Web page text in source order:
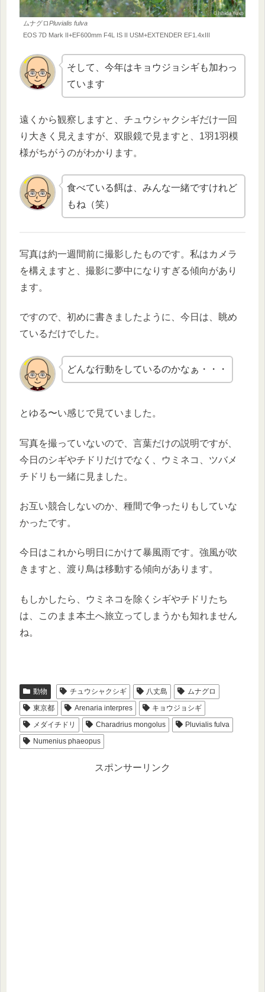
ムナグロPluvialis fulva
EOS 7D Mark II+EF600mm F4L IS II USM+EXTENDER EF1.4xIII
そして、今年はキョウジョシギも加わっ
ています
遠くから観察しますと、チュウシャクシギだけ一回
り大きく見えますが、双眼鏡で見ますと、1羽1羽模
様がちがうのがわかります。
食べている餌は、みんな一緒ですけれど
もね（笑）
写真は約一週間前に撮影したものです。私はカメラ
を構えますと、撮影に夢中になりすぎる傾向があり
ます。
ですので、初めに書きましたように、今日は、眺め
ているだけでした。
どんな行動をしているのかなぁ・・・
とゆる〜い感じで見ていました。
写真を撮っていないので、言葉だけの説明ですが、
今日のシギやチドリだけでなく、ウミネコ、ツバメ
チドリも一緒に見ました。
お互い競合しないのか、種間で争ったりもしていな
かったです。
今日はこれから明日にかけて暴風雨です。強風が吹
きますと、渡り鳥は移動する傾向があります。
もしかしたら、ウミネコを除くシギやチドリたち
は、このまま本土へ旅立ってしまうかも知れません
ね。
動物 チュウシャクシギ 八丈島
ムナグロ
東京都
Arenaria interpres
キョウジョシギ
メダイチドリ
Charadrius mongolus
Pluvialis fulva
Numenius phaeopus
スポンサーリンク